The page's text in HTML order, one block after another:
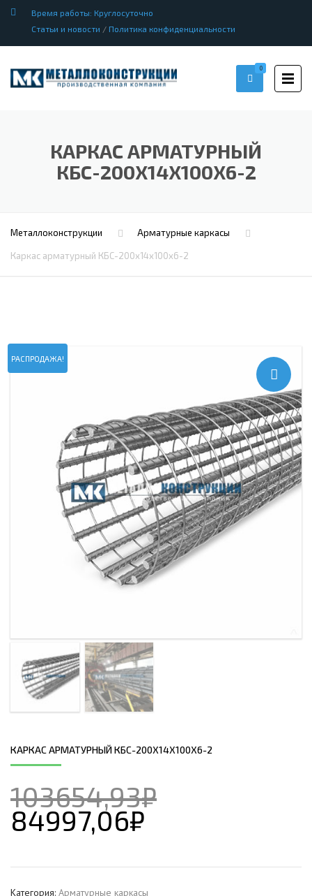
Время работы: Круглосуточно
Статьи и новости / Политика конфиденциальности
0
КАРКАС АРМАТУРНЫЙ
КБС-200Х14Х100Х6-2
Металлоконструкции Арматурные каркасы
Каркас арматурный КБС-200х14х100х6-2
РАСПРОДАЖА!
КАРКАС АРМАТУРНЫЙ КБС-200Х14Х100Х6-2
103654,93₽
84997,06₽
Категория: Арматурные каркасы